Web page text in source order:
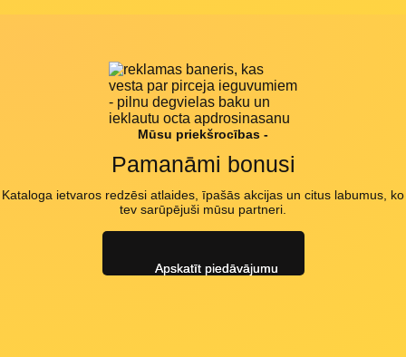
Mūsu priekšrocības -
Pamanāmi bonusi
Kataloga ietvaros redzēsi atlaides, īpašās akcijas un citus labumus, ko
tev sarūpējuši mūsu partneri.